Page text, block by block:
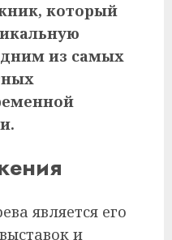
который
из самых
является его
и